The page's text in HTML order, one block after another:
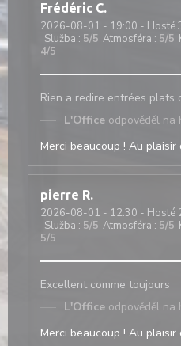
Frédéric C
2026-08-01 - 19:00 - Hosté
Služba : 5/5 Atmosféra : 5/5
4/5
Rien a redire entrées plats
L'Office odpověděl na
Merci beaucoup ! Au
pierre R
2026-08-01 - 12:30 - Hosté
Služba : 5/5 Atmosféra : 5/5
5/5
Excellent comme toujours
L'Office odpověděl na
Merci beaucoup ! Au